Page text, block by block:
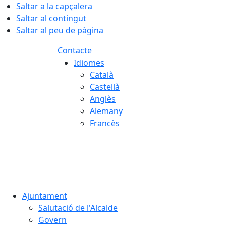
Saltar a la capçalera
Saltar al contingut
Saltar al peu de pàgina
Contacte
Idiomes
Català
Castellà
Anglès
Alemany
Francès
Ajuntament
Salutació de l'Alcalde
Govern